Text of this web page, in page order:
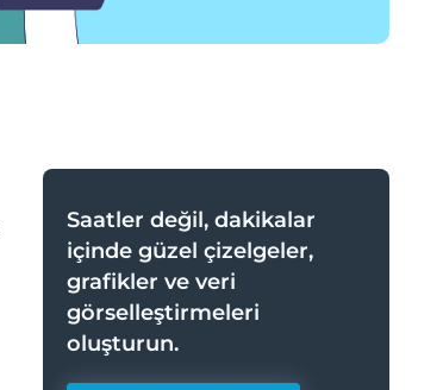
Saatler değil, dakikalar
içinde güzel çizelgeler,
grafikler ve veri
görselleştirmeleri
oluşturun.